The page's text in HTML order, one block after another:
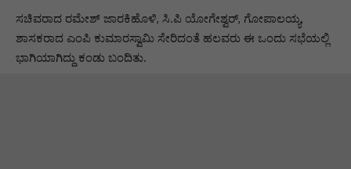
ಸಚಿವರಾದ ರಮೇಶ್ ಜಾರಕಿಹೊಳಿ, ಸಿ.ಪಿ ಯೋಗೇಶ್ವರ್, ಗೋಪಾಲಯ್ಯ,
ಶಾಸಕರಾದ ಎಂಪಿ ಕುಮಾರಸ್ವಾಮಿ ಸೇರಿದಂತೆ ಹಲವರು ಈ ಒಂದು ಸಭೆಯಲ್ಲಿ
ಭಾಗಿಯಾಗಿದ್ದು ಕಂಡು ಬಂದಿತು.